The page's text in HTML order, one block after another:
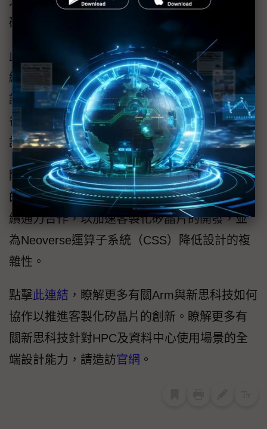
確認所需的速度、準確性與保真度。
此外，新思科技的Synopsys HAPS原型設計系
統則支援廣泛的軟體開發與系統層級的效能確
認使用場景，並可針對新思科技的IP品項取得
各種介面協定套件（IPK），進一步協助加速驗
證與產品的上市時程。
隨著AGI CPU的推出，新思科技也持續對Arm
的全面設計生態系提供支援，而兩家公司也持
續通力合作，以加速客製化矽晶片的開發，並
為Neoverse運算子系統（CSS）降低設計的複
雜性。
點擊此連結 ，瞭解更多有關Arm與新思科技如何
協作以推進客製化矽晶片的創新。瞭解更多有
關新思科技針對HPC及資料中心使用場景的全
端設計能力，請造訪官網 。